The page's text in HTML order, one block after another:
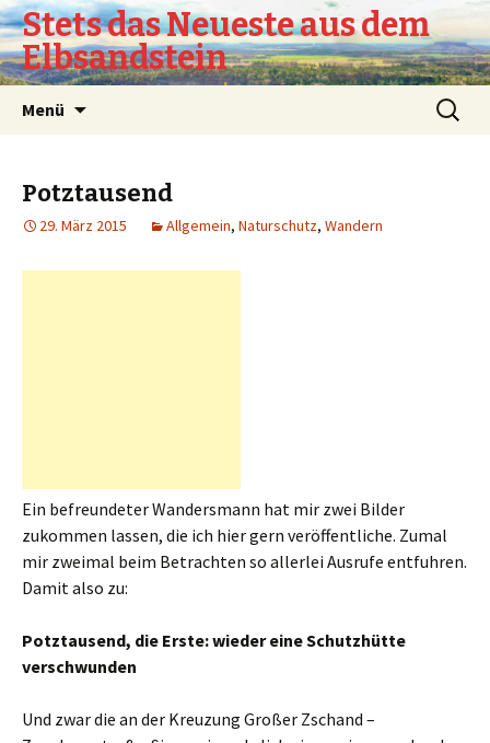
Stets das Neueste aus dem
Elbsandstein
Menü
Suchen
nach:
Potztausend
29. März 2015 Allgemein, Naturschutz, Wandern
Ein befreundeter Wandersmann hat mir zwei Bilder
zukommen lassen, die ich hier gern veröffentliche. Zumal
mir zweimal beim Betrachten so allerlei Ausrufe entfuhren.
Damit also zu:
Potztausend, die Erste: wieder eine Schutzhütte
verschwunden
Und zwar die an der Kreuzung Großer Zschand –